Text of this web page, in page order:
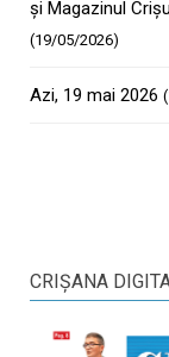
și Magazinul
(19/05/2026)
Azi, 19 mai 2026
CRIŞANA